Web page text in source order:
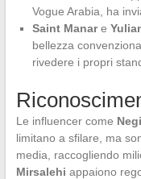
Vogue Arabia, ha
Saint Manare
bellezza
rivedere i propri
Le influencer come
limitano a sfilare, ma
media, raccogliendo
Mirsalehi appaiono